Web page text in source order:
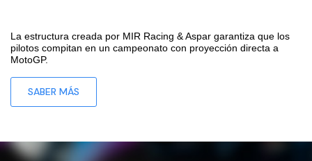
La estructura creada por MIR Racing & Aspar garantiza que los
pilotos compitan en un campeonato con proyección directa a
MotoGP.
SABER MÁS